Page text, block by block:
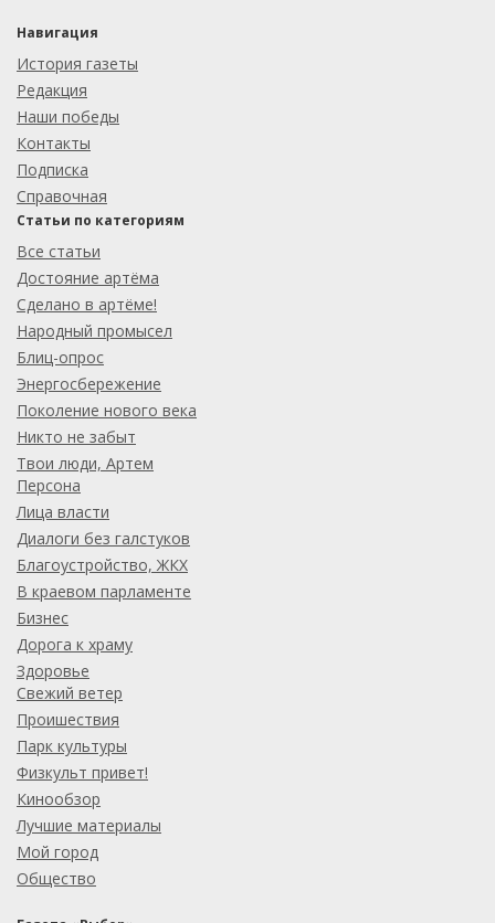
Навигация
История газеты
Редакция
Наши победы
Контакты
Подписка
Справочная
Статьи по категориям
Все статьи
Достояние артёма
Сделано в артёме!
Народный промысел
Блиц-опрос
Энергосбережение
Поколение нового века
Никто не забыт
Твои люди, Артем
Персона
Лица власти
Диалоги без галстуков
Благоустройство, ЖКХ
В краевом парламенте
Бизнес
Дорога к храму
Здоровье
Свежий ветер
Проишествия
Парк культуры
Физкульт привет!
Кинообзор
Лучшие материалы
Мой город
Общество